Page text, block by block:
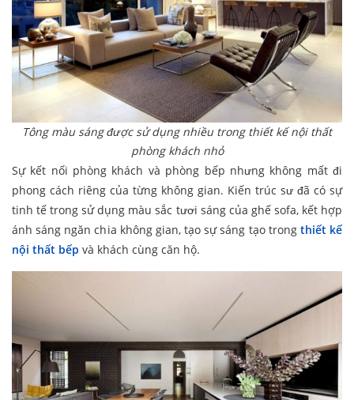
Tông màu sáng được sử dụng nhiều trong thiết kế nội thất
phòng khách nhỏ
Sự kết nối phòng khách và phòng bếp nhưng không mất đi
phong cách riêng của từng không gian. Kiến trúc sư đã có sự
tinh tế trong sử dụng màu sắc tươi sáng của ghế sofa, kết hợp
ánh sáng ngăn chia không gian, tạo sự sáng tạo trong thiết kế
nội thất bếp và khách cùng căn hộ.